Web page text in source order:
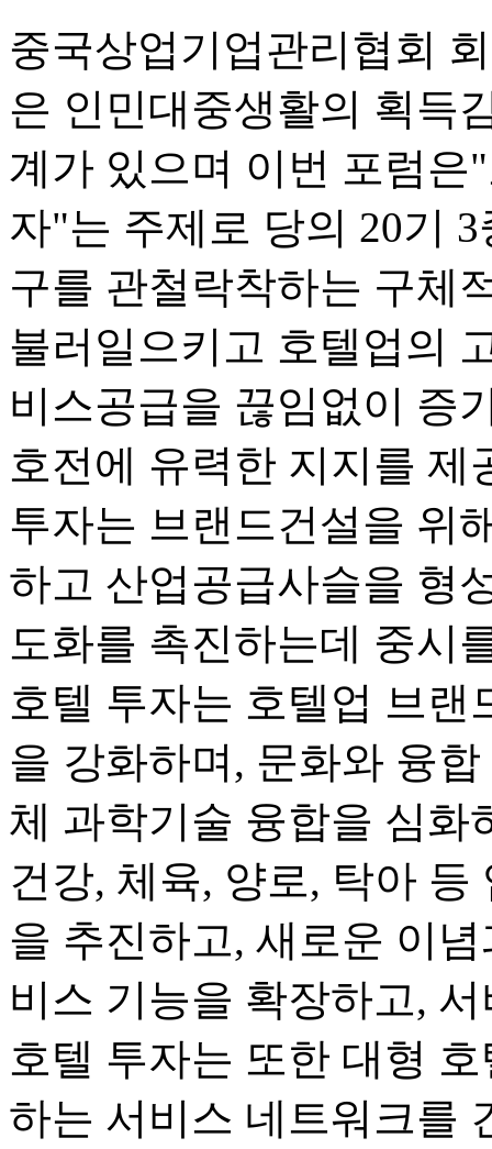
중국상업기업관리협회
은 인민대중생활의 획득
계가 있으며 이번 포럼은
자"는 주제로 당의 20기
구를 관철락착하는 구체
불러일으키고 호텔업의
비스공급을 끊임없이 증
호전에 유력한 지지를
투자는 브랜드건설을 위
하고 산업공급사슬을 형
도화를 촉진하는데 중시
호텔 투자는 호텔업 브랜
을 강화하며, 문화와 융
체 과학기술 융합을 심화
건강, 체육, 양로, 탁아
을 추진하고, 새로운 이
비스 기능을 확장하고,
호텔 투자는 또한 대형
하는 서비스 네트워크를